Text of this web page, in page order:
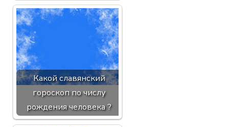
Какой славянский
гороскоп по числу
рождения человека ?